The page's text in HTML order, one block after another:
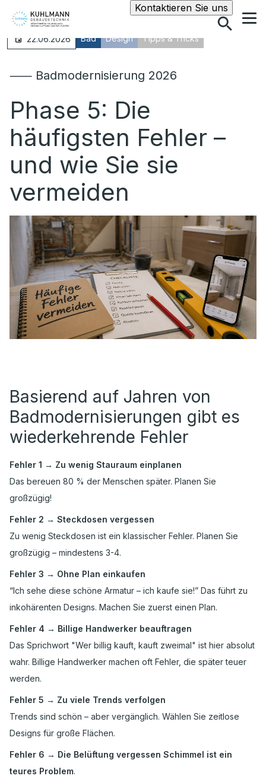
Kontaktieren Sie unsSuche
22.06.2026 Bad Design Tipps & Tricks
⸺ Badmodernisierung 2026
Phase 5: Die
häufigsten Fehler –
und wie Sie sie
vermeiden
Basierend auf Jahren von
Badmodernisierungen gibt es
wiederkehrende Fehler
Fehler 1 → Zu wenig Stauraum einplanen
Das bereuen 80 % der Menschen später. Planen Sie
großzügig!
Fehler 2 → Steckdosen vergessen
Zu wenig Steckdosen ist ein klassischer Fehler. Planen Sie
großzügig – mindestens 3-4.
Fehler 3 → Ohne Plan einkaufen
“Ich sehe diese schöne Armatur – ich kaufe sie!” Das führt zu
inkohärenten Designs. Machen Sie zuerst einen Plan.
Fehler 4 → Billige Handwerker beauftragen
Das Sprichwort "Wer billig kauft, kauft zweimal" ist hier absolut
wahr. Billige Handwerker machen oft Fehler, die später teuer
werden.
Fehler 5 → Zu viele Trends verfolgen
Trends sind schön – aber vergänglich. Wählen Sie zeitlose
Designs für große Flächen.
Fehler 6 → Die Belüftung vergessen Schimmel ist ein
teures Problem.